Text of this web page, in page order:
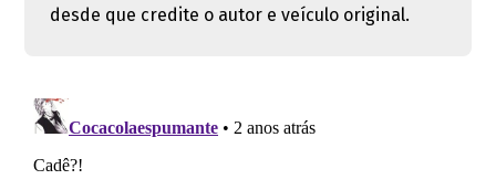
desde que credite o autor e veículo original.